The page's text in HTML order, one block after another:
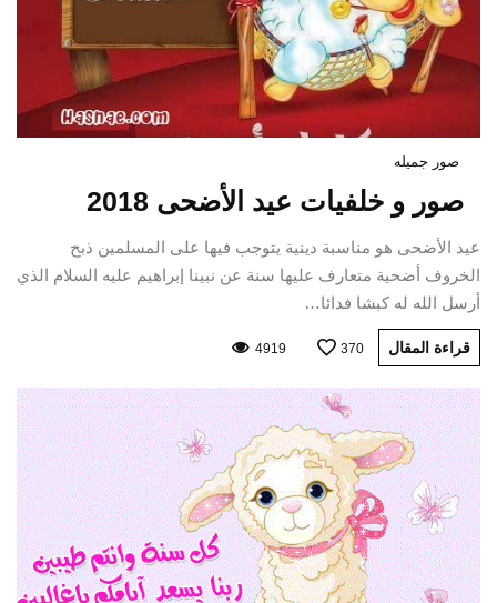
صور جميله
صور و خلفيات عيد الأضحى 2018
عيد الأضحى هو مناسبة دينية يتوجب فيها على المسلمين ذبح
الخروف أضحية متعارف عليها سنة عن نبينا إبراهيم عليه السلام الذي
أرسل الله له كبشا فدائا…
قراءة المقال 370
4919